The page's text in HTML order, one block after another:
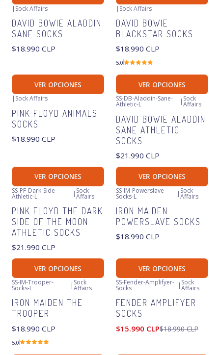
| Sock Affairs
DAVID BOWIE ALADDIN
SANE SOCKS
$18.990 CLP
VER OPCIONES
| Sock Affairs
DAVID BOWIE
BLACKSTAR SOCKS
$18.990 CLP
5.0
VER OPCIONES
| Sock Affairs
PINK FLOYD ANIMALS
SOCKS
$18.990 CLP
VER OPCIONES
SS-DB-Aladdin-Sane-
Athletic-L | Sock
Affairs
DAVID BOWIE ALADDIN
SANE ATHLETIC
SOCKS
$21.990 CLP
VER OPCIONES
SS-PF-Dark-Side-
Athletic-L | Sock
Affairs
PINK FLOYD THE DARK
SIDE OF THE MOON
ATHLETIC SOCKS
$21.990 CLP
VER OPCIONES
SS-IM-Powerslave-
Socks-L | Sock
Affairs
IRON MAIDEN
POWERSLAVE SOCKS
$18.990 CLP
VER OPCIONES
Agotado
SS-IM-Trooper-
Socks-L | Sock
Affairs
IRON MAIDEN THE
TROOPER
$18.990 CLP
5.0
-16%
Agotado
SS-Fender-Amplifyer-
Socks | Sock
Affairs
FENDER AMPLIFYER
SOCKS
$15.990 CLP$18.990 CLP